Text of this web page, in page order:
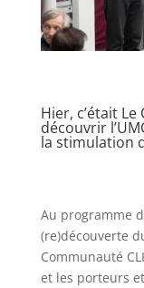
Hier, c’était Le
découvrir l’
la stimulation
Au programme
(re)découverte
Communauté
et les porteurs